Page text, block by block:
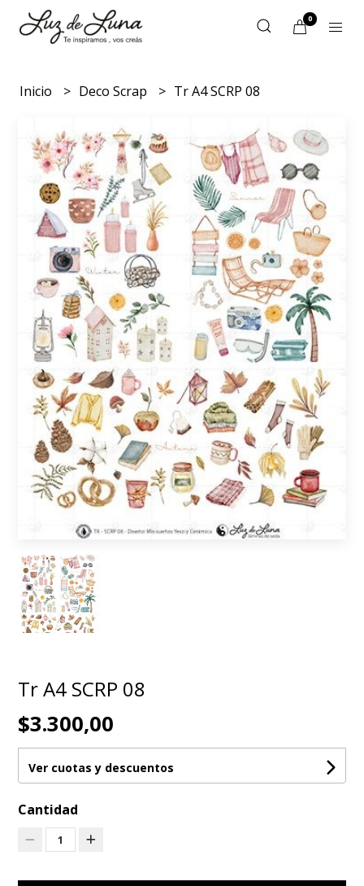
0
Inicio Deco Scrap Tr A4 SCRP 08
Tr A4 SCRP 08
$3.300,00
Ver cuotas y descuentos
Cantidad
1